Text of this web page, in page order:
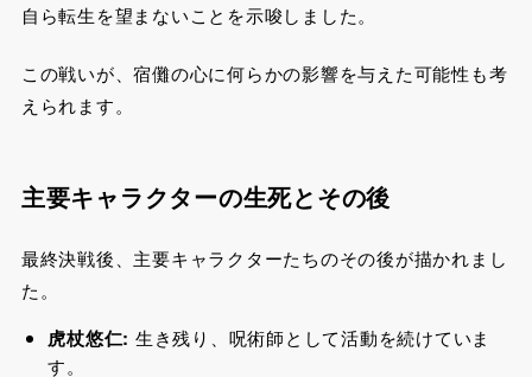
自ら転生を望まないことを示唆しました。
この戦いが、宿儺の心に何らかの影響を与えた可能性も考
えられます。
主要キャラクターの生死とその後
最終決戦後、主要キャラクターたちのその後が描かれまし
た。
虎杖悠仁: 生き残り、呪術師として活動を続けていま
す。